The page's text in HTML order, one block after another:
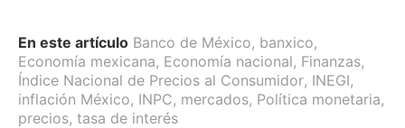
En este artículo Banco de México, banxico,
Economía mexicana, Economía nacional, Finanzas,
Índice Nacional de Precios al Consumidor, INEGI,
inflación México, INPC, mercados, Política monetaria,
precios, tasa de interés